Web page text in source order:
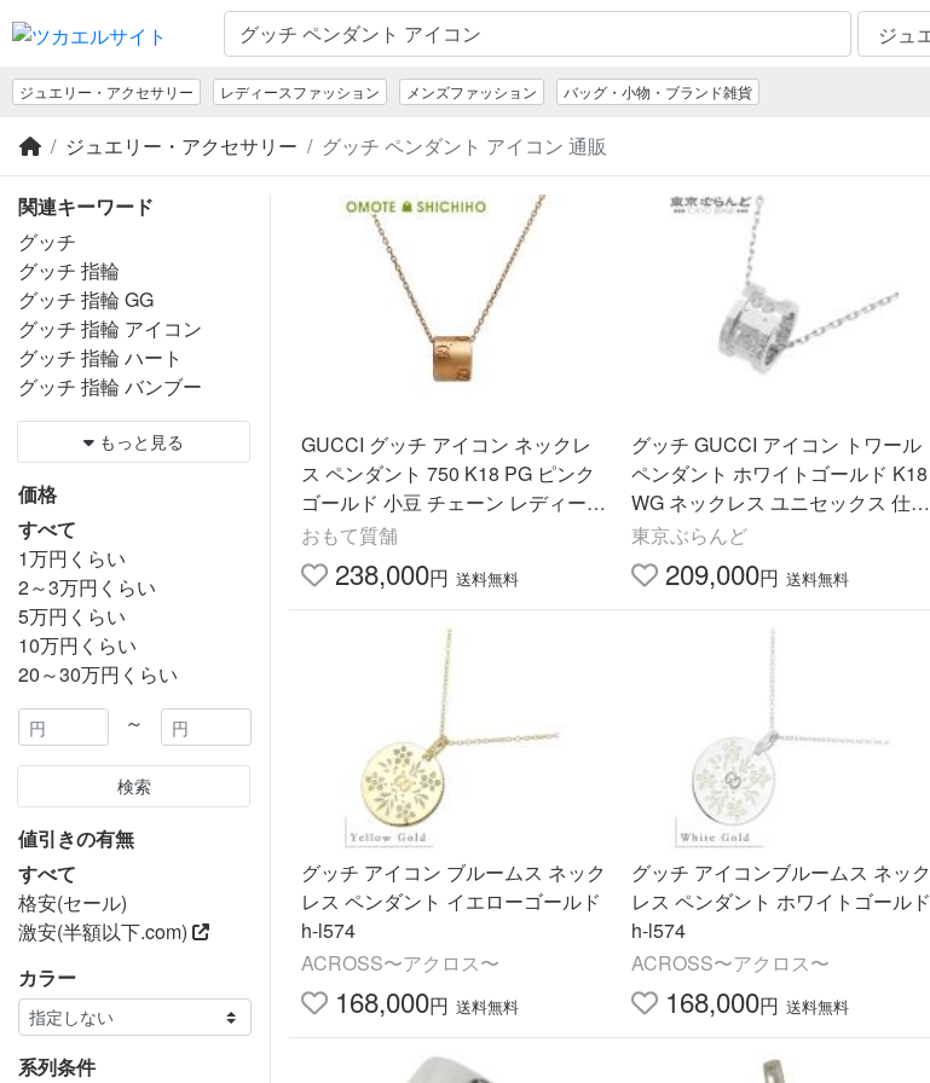
ジュエリー・アクセサリー レディースファッション メンズファッション バッグ・小物・ブランド雑貨
ジュエリー・アクセサリー グッチ ペンダント アイコン 通販
関連キーワード
グッチ
グッチ 指輪
グッチ 指輪 GG
グッチ 指輪 アイコン
グッチ 指輪 ハート
グッチ 指輪 バンブー
もっと見る
価格
すべて
1万円くらい
2～3万円くらい
5万円くらい
10万円くらい
20～30万円くらい
～
検索
値引きの有無
すべて
格安(セール)
激安(半額以下.com)
カラー
系列条件
GUCCI グッチ アイコン ネックレ
ス ペンダント 750 K18 PG ピンク
ゴールド 小豆 チェーン レディース
美品◆中古Aランク
おもて質舗
238,000円 送料無料
グッチ GUCCI アイコン トワール
ペンダント ホワイトゴールド K18
WG ネックレス ユニセックス 仕上
済 101862990
東京ぶらんど
209,000円 送料無料
グッチ アイコン ブルームス ネック
レス ペンダント イエローゴールド
h-l574
ACROSS〜アクロス〜
168,000円 送料無料
グッチ アイコンブルームス ネック
レス ペンダント ホワイトゴールド
h-l574
ACROSS〜アクロス〜
168,000円 送料無料